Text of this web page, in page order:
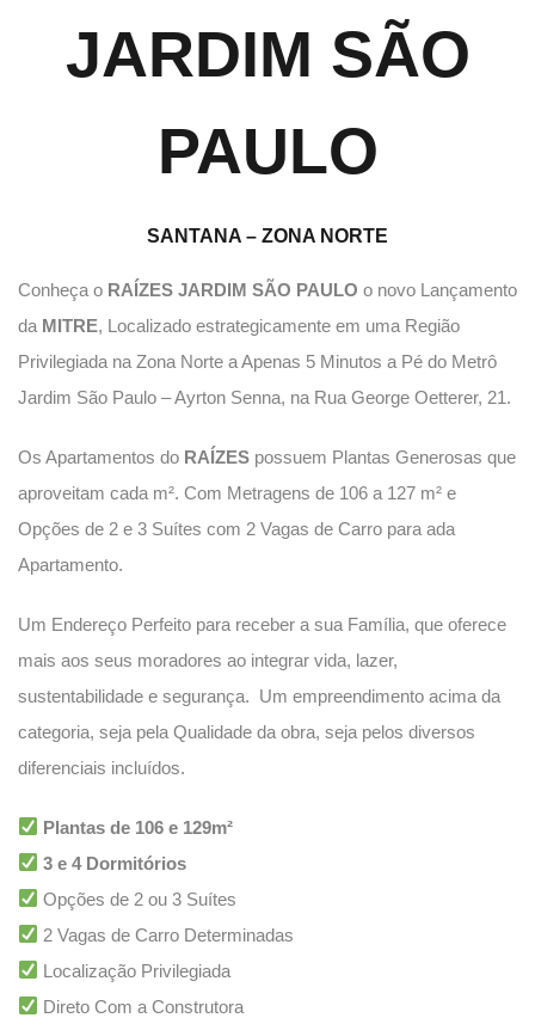
JARDIM SÃO
PAULO
SANTANA – ZONA NORTE
Conheça o RAÍZES JARDIM SÃO PAULO o novo Lançamento
da MITRE, Localizado estrategicamente em uma Região
Privilegiada na Zona Norte a Apenas 5 Minutos a Pé do Metrô
Jardim São Paulo – Ayrton Senna, na Rua George Oetterer, 21.
Os Apartamentos do RAÍZES possuem Plantas Generosas que
aproveitam cada m². Com Metragens de 106 a 127 m² e
Opções de 2 e 3 Suítes com 2 Vagas de Carro para ada
Apartamento.
Um Endereço Perfeito para receber a sua Família, que oferece
mais aos seus moradores ao integrar vida, lazer,
sustentabilidade e segurança. Um empreendimento acima da
categoria, seja pela Qualidade da obra, seja pelos diversos
diferenciais incluídos.
Plantas de 106 e 129m²
3 e 4 Dormitórios
Opções de 2 ou 3 Suítes
2 Vagas de Carro Determinadas
Localização Privilegiada
Direto Com a Construtora